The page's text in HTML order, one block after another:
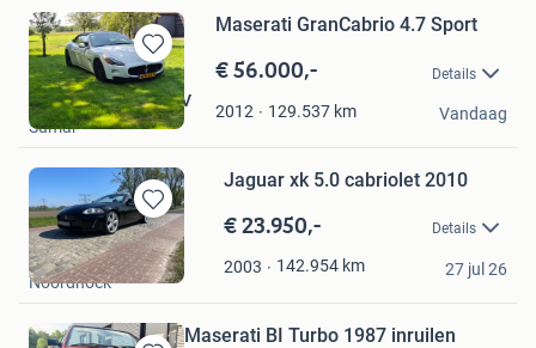
Bewaren
in
Mijn
Favorieten
Maserati GranCabrio 4.7 Sport
€ 56.000,- Details
2012 129.537 km
Auto Kloosterman BV
Sumar
Vandaag
Bewaren
in
Mijn
Favorieten
Jaguar xk 5.0 cabriolet 2010
€ 23.950,- Details
2003 142.954 km
Gatse Classics
Noordhoek
27 jul 26
Maserati BI Turbo 1987 inruilen